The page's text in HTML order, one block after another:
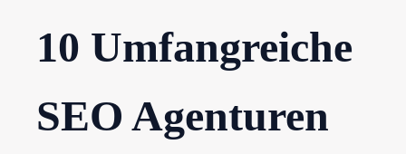
10 Umfangreiche
SEO Agenturen